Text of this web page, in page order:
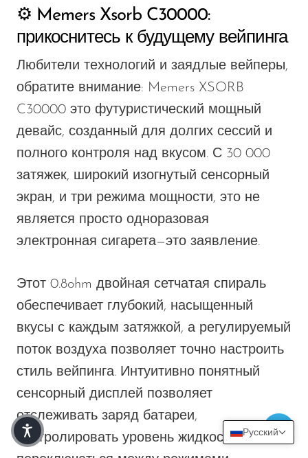
Русский
⚙️ Memers Xsorb C30000:
прикоснитесь к будущему вейпинга
Любители технологий и заядлые вейперы,
обратите внимание: Memers XSORB
C30000 это футуристический мощный
девайс, созданный для долгих сессий и
полного контроля над вкусом. С 30 000
затяжек, широкий изогнутый сенсорный
экран, и три режима мощности, это не
является просто одноразовая
электронная сигарета—это заявление.
Этот 0.8ohm двойная сетчатая спираль
обеспечивает глубокий, насыщенный
вкусы с каждым затяжкой, а регулируемый
поток воздуха позволяет точно настроить
стиль вейпинга. Интуитивно понятный
сенсорный дисплей позволяет
отслеживать заряд батареи,
контролировать уровень жидкости и